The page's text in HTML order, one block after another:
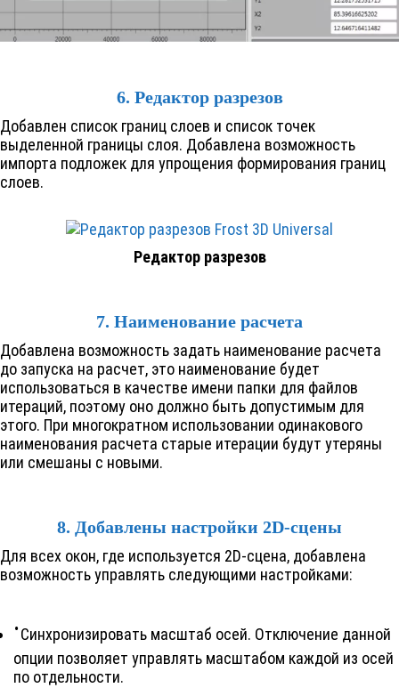
6. Редактор разрезов
Добавлен список границ слоев и список точек
выделенной границы слоя. Добавлена возможность
импорта подложек для упрощения формирования границ
слоев.
Редактор разрезов
7. Наименование расчета
Добавлена возможность задать наименование расчета
до запуска на расчет, это наименование будет
использоваться в качестве имени папки для файлов
итераций, поэтому оно должно быть допустимым для
этого. При многократном использовании одинакового
наименования расчета старые итерации будут утеряны
или смешаны с новыми.
8. Добавлены настройки 2D-сцены
Для всех окон, где используется 2D-сцена, добавлена
возможность управлять следующими настройками:
Синхронизировать масштаб осей. Отключение данной
опции позволяет управлять масштабом каждой из осей
по отдельности.